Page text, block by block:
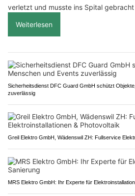
verletzt und musste ins Spital
Weiterlesen
Sicherheitsdienst DFC Guard GmbH schützt
zuverlässig
Greil Elektro GmbH, Wädenswil ZH: Fullservice
MRS Elektro GmbH: Ihr Experte für